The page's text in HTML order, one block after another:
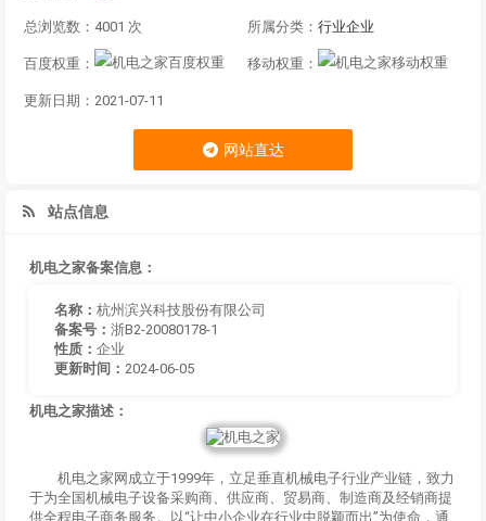
总浏览数：4001 次 所属分类： 行业企业
百度权重： 移动权重：
更新日期：2021-07-11
网站直达
站点信息
机电之家备案信息：
名称： 杭州滨兴科技股份有限公司
备案号： 浙B2-20080178-1
性质： 企业
更新时间： 2024-06-05
机电之家描述：
机电之家网成立于1999年，立足垂直机械电子行业产业链，致力
于为全国机械电子设备采购商、供应商、贸易商、制造商及经销商提
供全程电子商务服务。以“让中小企业在行业中脱颖而出”为使命，通